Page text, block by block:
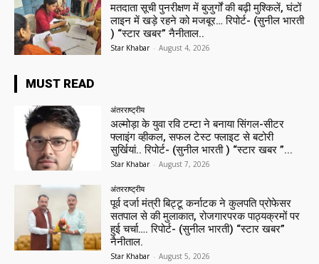
मतदाता सूची पुनरीक्षण में बुजुर्गों की बढ़ी मुश्किलें, घंटों
लाइन में खड़े रहने को मजबूर… रिपोर्ट- (सुनील भारती
) “स्टार खबर” नैनीताल..
Star Khabar - August 4, 2026
MUST READ
अंतरराष्ट्रीय
अल्मोड़ा के युवा रवि टम्टा ने बनाया सिंगल-सीटर
फ्लाइंग व्हीकल, सफल टेस्ट फ्लाइट से बटोरी
सुर्खियां.. रिपोर्ट- (सुनील भारती ) “स्टार खबर ”...
Star Khabar - August 7, 2026
अंतरराष्ट्रीय
पूर्व दर्जा मंत्री बिट्टू कर्नाटक ने कुलपति प्रोफेसर
सतपाल से की मुलाकात, रोजगारपरक पाठ्यक्रमों पर
हुई चर्चा…. रिपोर्ट- (सुनील भारती) “स्टार खबर”
नैनीताल.
Star Khabar - August 5, 2026